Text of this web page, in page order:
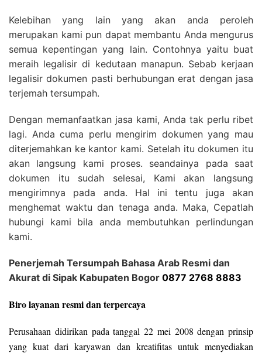
Kelebihan yang lain yang akan anda peroleh
merupakan kami pun dapat membantu Anda mengurus
semua kepentingan yang lain. Contohnya yaitu buat
meraih legalisir di kedutaan manapun. Sebab kerjaan
legalisir dokumen pasti berhubungan erat dengan jasa
terjemah tersumpah.
Dengan memanfaatkan jasa kami, Anda tak perlu ribet
lagi. Anda cuma perlu mengirim dokumen yang mau
diterjemahkan ke kantor kami. Setelah itu dokumen itu
akan langsung kami proses. seandainya pada saat
dokumen itu sudah selesai, Kami akan langsung
mengirimnya pada anda. Hal ini tentu juga akan
menghemat waktu dan tenaga anda. Maka, Cepatlah
hubungi kami bila anda membutuhkan perlindungan
kami.
Penerjemah Tersumpah Bahasa Arab Resmi dan
Akurat di Sipak Kabupaten Bogor 0877 2768 8883
Biro layanan resmi dan terpercaya
Perusahaan didirikan pada tanggal 22 mei 2008 dengan prinsip
yang kuat dari karyawan dan kreatifitas untuk menyediakan